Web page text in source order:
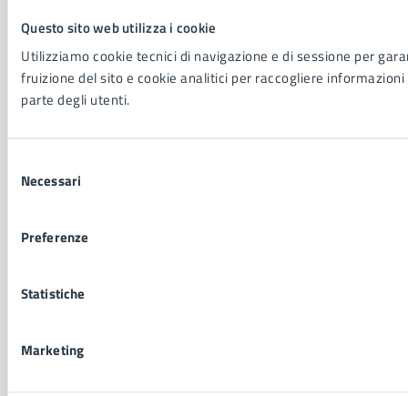
Questo sito web utilizza i cookie
Utilizziamo cookie tecnici di navigazione e di sessione per
fruizione del sito e cookie analitici per raccogliere
parte degli utenti.
delNecessari
Preferenze
Statistiche
Marketing
NOVITÀ
Notizie
Avvisi
Comunicati
Comunicati stampa della Giunta Comunale
Eventi
Comune di Napoli